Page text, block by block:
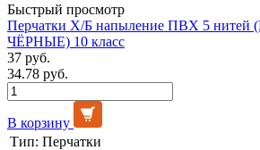
Быстрый просмотр
Перчатки Х/Б напыление ПВХ 5
ЧЁРНЫЕ) 10 класс
37 руб.
34.78 руб.
В корзину
Тип: Перчатки